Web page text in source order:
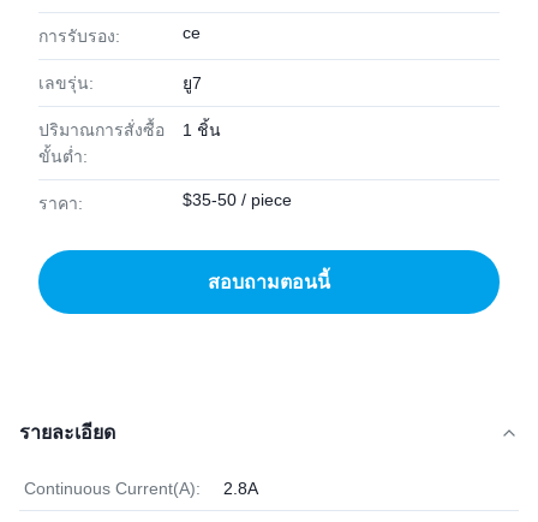
การรับรอง: ce
เลขรุ่น: ยู7
ปริมาณการสั่งซื้อ
ขั้นต่ำ:
1 ชิ้น
ราคา: $35-50 / piece
สอบถามตอนนี้
รายละเอียด
Continuous Current(A): 2.8A